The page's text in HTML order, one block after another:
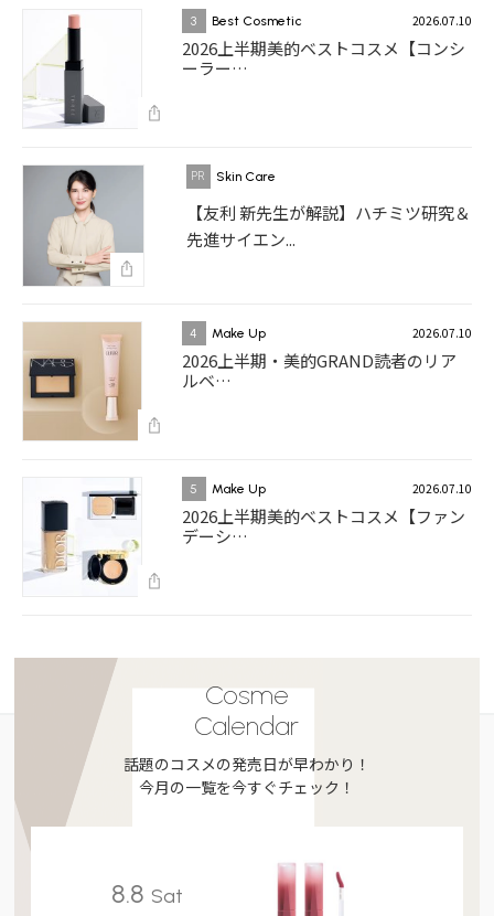
3 Best Cosmetic 2026.07.10
2026上半期美的ベストコスメ【コンシ
ーラー…
Skin Care
【友利 新先生が解説】ハチミツ研究＆
先進サイエン...
4 Make Up 2026.07.10
2026上半期・美的GRAND読者のリア
ルベ…
5 Make Up 2026.07.10
2026上半期美的ベストコスメ【ファン
デーシ…
Cosme
Calendar
話題のコスメの発売日が早わかり！
今月の一覧を今すぐチェック！
8.8 Sat